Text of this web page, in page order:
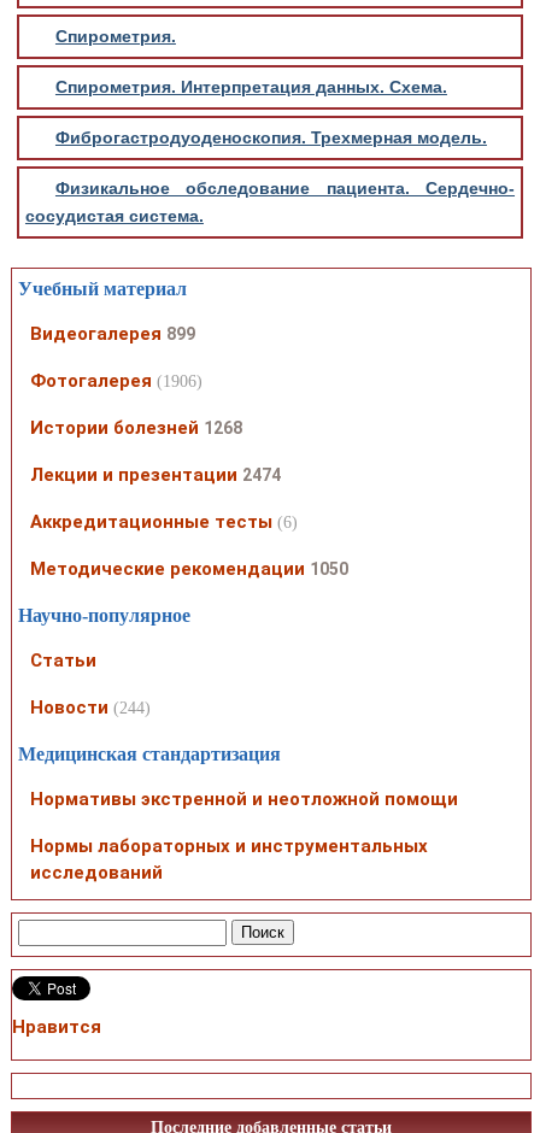
Спирометрия.
Спирометрия. Интерпретация данных. Схема.
Фиброгастродуоденоскопия. Трехмерная модель.
Физикальное обследование пациента. Сердечно-
сосудистая система.
Учебный материал
Видеогалерея 899
Фотогалерея (1906)
Истории болезней 1268
Лекции и презентации 2474
Аккредитационные тесты (6)
Методические рекомендации 1050
Научно-популярное
Статьи
Новости (244)
Медицинская стандартизация
Нормативы экстренной и неотложной помощи
Нормы лабораторных и инструментальных
исследований
Нравится
Последние добавленные статьи